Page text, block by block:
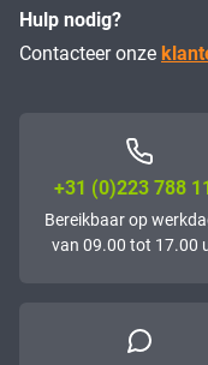
Hulp nodig?
Contacteer onze
+31 (0)223 788
Bereikbaar op
van 09.00 tot 17.00